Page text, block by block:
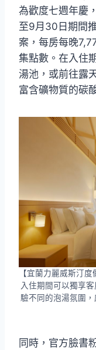
為歡度七週年慶
至9月30日期間
案，每房每晚
集點數。在入住
湯池，或前往露
富含礦物質的碳
【宜蘭力麗威斯汀
入住期間可以獨享
驗不同的泡湯氛圍
同時，官方臉書